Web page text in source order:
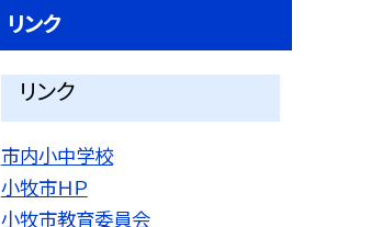
リンク
リンク
市内小中学校
小牧市ＨＰ
小牧市教育委員会